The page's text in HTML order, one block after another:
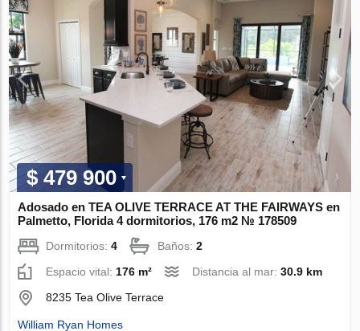
$ 479 900
Adosado en TEA OLIVE TERRACE AT THE FAIRWAYS en
Palmetto, Florida 4 dormitorios, 176 m2 № 178509
Dormitorios:4 Baños:2
Espacio vital: 176 m² Distancia al mar:30.9 km
8235 Tea Olive Terrace
William Ryan Homes